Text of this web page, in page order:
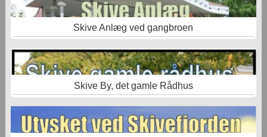
Skive Anlæg ved gangbroen
Skive By, det gamle Rådhus